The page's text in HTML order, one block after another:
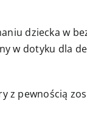
dziecka w
w dotyku dla
z pewnością